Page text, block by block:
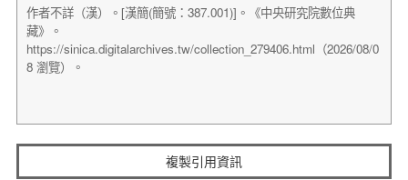
複製引用資訊